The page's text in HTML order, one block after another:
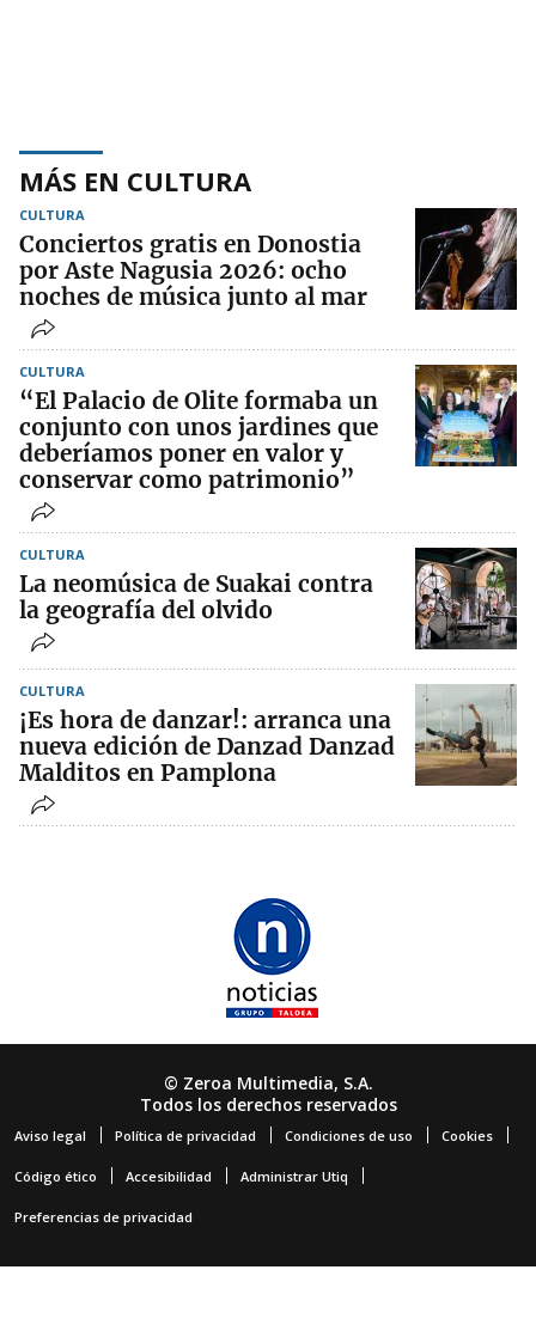
MÁS EN CULTURA
CULTURA
Conciertos gratis en Donostia
por Aste Nagusia 2026: ocho
noches de música junto al mar
CULTURA
“El Palacio de Olite formaba un
conjunto con unos jardines que
deberíamos poner en valor y
conservar como patrimonio”
CULTURA
La neomúsica de Suakai contra
la geografía del olvido
CULTURA
¡Es hora de danzar!: arranca una
nueva edición de Danzad Danzad
Malditos en Pamplona
© Zeroa Multimedia, S.A.
Todos los derechos reservados
Aviso legal Política de privacidad Condiciones de uso Cookies
Código ético Accesibilidad Administrar Utiq
Preferencias de privacidad